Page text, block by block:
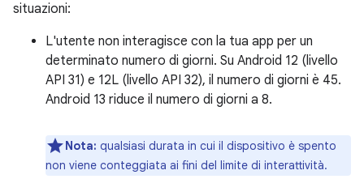
situazioni:
L'utente non interagisce con la tua app per un
determinato numero di giorni. Su Android 12 (livello
API 31) e 12L (livello API 32), il numero di giorni è 45.
Android 13 riduce il numero di giorni a 8.
Nota: qualsiasi durata in cui il dispositivo è spento
non viene conteggiata ai fini del limite di interattività.